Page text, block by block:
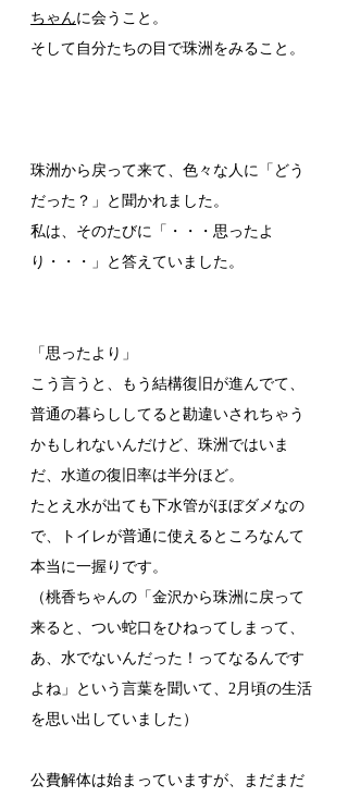
ちゃん に会うこと。
そして自分たちの目で珠洲をみること。
珠洲から戻って来て、色々な人に「どう
だった？」と聞かれました。
私は、そのたびに「・・・思ったよ
り・・・」と答えていました。
「思ったより」
こう言うと、もう結構復旧が進んでて、
普通の暮らししてると勘違いされちゃう
かもしれないんだけど、珠洲ではいま
だ、水道の復旧率は半分ほど。
たとえ水が出ても下水管がほぼダメなの
で、トイレが普通に使えるところなんて
本当に一握りです。
（桃香ちゃんの「金沢から珠洲に戻って
来ると、つい蛇口をひねってしまって、
あ、水でないんだった！ってなるんです
よね」という言葉を聞いて、2月頃の生活
を思い出していました）
公費解体は始まっていますが、まだまだ